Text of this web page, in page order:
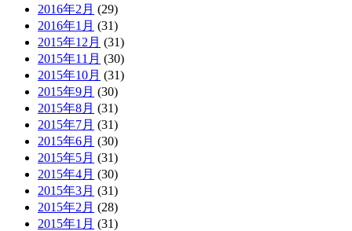
2016年2月 (29)
2016年1月 (31)
2015年12月 (31)
2015年11月 (30)
2015年10月 (31)
2015年9月 (30)
2015年8月 (31)
2015年7月 (31)
2015年6月 (30)
2015年5月 (31)
2015年4月 (30)
2015年3月 (31)
2015年2月 (28)
2015年1月 (31)